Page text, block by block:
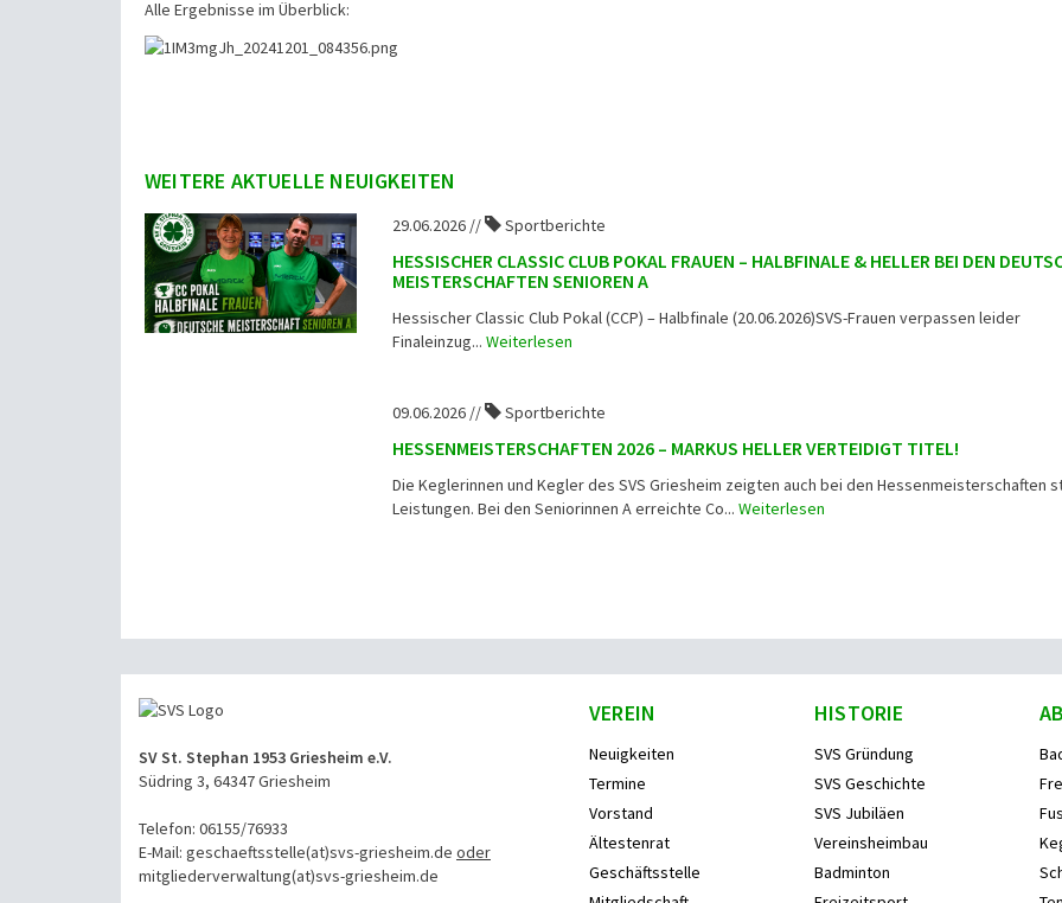
Alle Ergebnisse im Überblick:
WEITERE AKTUELLE NEUIGKEITEN
29.06.2026 // Sportberichte
HESSISCHER CLASSIC CLUB POKAL FRAUEN – HALBFINALE & HELLER BEI DEN
MEISTERSCHAFTEN SENIOREN A
Hessischer Classic Club Pokal (CCP) – Halbfinale (20.06.2026)SVS-Frauen verpassen leider
Finaleinzug...Weiterlesen
09.06.2026 // Sportberichte
HESSENMEISTERSCHAFTEN 2026 – MARKUS HELLER VERTEIDIGT TITEL!
Die Keglerinnen und Kegler des SVS Griesheim zeigten auch bei den Hessenmeisterschaften
Leistungen. Bei den Seniorinnen A erreichte Co...Weiterlesen
SV St. Stephan 1953 Griesheim e.V.
Südring 3, 64347 Griesheim
Telefon: 06155/76933
E-Mail: geschaeftsstelle(at)svs-griesheim.de oder
mitgliederverwaltung(at)svs-griesheim.de
VEREIN
Neuigkeiten
Termine
Vorstand
Ältestenrat
Geschäftsstelle
HISTORIE
SVS Gründung
SVS Geschichte
SVS Jubiläen
Vereinsheimbau
Badminton